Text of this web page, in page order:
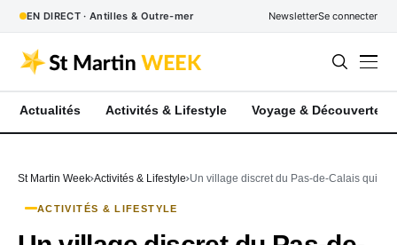
EN DIRECT · Antilles & Outre-mer NewsletterSe connecter
Actualités Activités & Lifestyle Voyage & Découverte
St Martin Week Activités & Lifestyle Un village discret du Pas-de-Calais qui
ACTIVITÉS & LIFESTYLE